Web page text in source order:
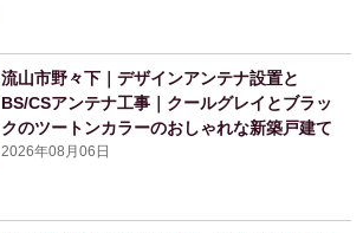
流山市野々下｜デザインアンテナ設置と
BS/CSアンテナ工事｜クールグレイとブラッ
クのツートンカラーのおしゃれな新築戸建て
2026年08月06日